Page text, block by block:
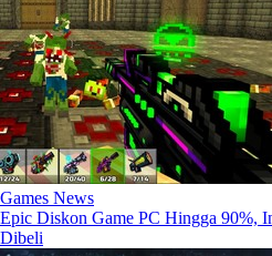
Games News
Epic Diskon Game PC Hingga 90%,
Dibeli